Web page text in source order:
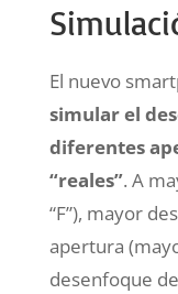
El nuevo
simular el
diferentes
“reales”. A
“F”), mayor
apertura
desenfoque